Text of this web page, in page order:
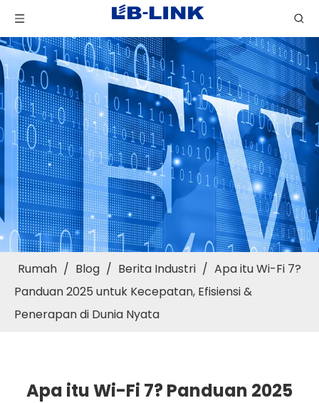
Rumah / Blog / Berita Industri / Apa itu Wi-Fi 7?
Panduan 2025 untuk Kecepatan, Efisiensi &
Penerapan di Dunia Nyata
Apa itu Wi-Fi 7? Panduan 2025